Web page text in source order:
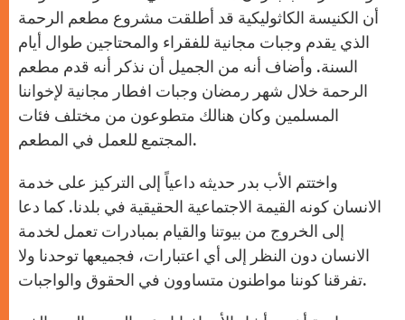
أن الكنيسة الكاثوليكية قد أطلقت مشروع مطعم الرحمة
الذي يقدم وجبات مجانية للفقراء والمحتاجين طوال أيام
السنة. وأضاف أنه من الجميل أن نذكر أنه قدم مطعم
الرحمة خلال شهر رمضان وجبات افطار مجانية لإخواننا
المسلمين وكان هنالك متطوعون من مختلف فئات
المجتمع للعمل في المطعم.
واختتم الأب بدر حديثه داعياً إلى التركيز على خدمة
الانسان كونه القيمة الاجتماعية الحقيقية في بلدنا. كما دعا
إلى الخروج من بيوتنا والقيام بمبادرات تعمل لخدمة
الانسان دون النظر إلى أي اعتبارات، فجميعها توحدنا ولا
تفرقنا كوننا مواطنون متساوون في الحقوق والواجبات.